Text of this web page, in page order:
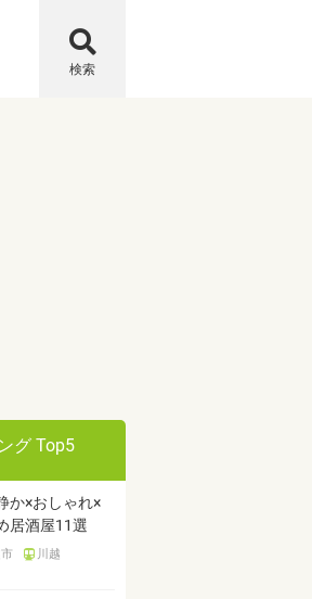
検索
グ Top5
か×おしゃれ×
居酒屋11選
川越